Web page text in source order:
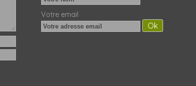
Votre email